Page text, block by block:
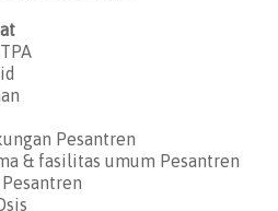
Pesantren
& fasilitas umum Pesantren